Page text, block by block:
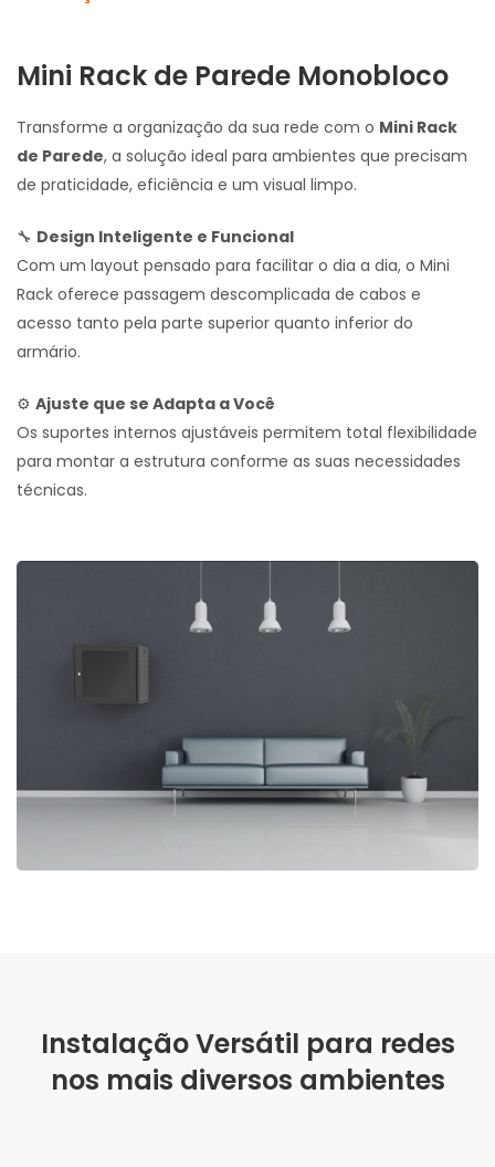
Mini Rack de Parede Monobloco
Transforme a organização da sua rede com o Mini Rack
de Parede, a solução ideal para ambientes que precisam
de praticidade, eficiência e um visual limpo.
🔧 Design Inteligente e Funcional
Com um layout pensado para facilitar o dia a dia, o Mini
Rack oferece passagem descomplicada de cabos e
acesso tanto pela parte superior quanto inferior do
armário.
⚙️ Ajuste que se Adapta a Você
Os suportes internos ajustáveis permitem total flexibilidade
para montar a estrutura conforme as suas necessidades
técnicas.
Instalação Versátil para redes
nos mais diversos ambientes